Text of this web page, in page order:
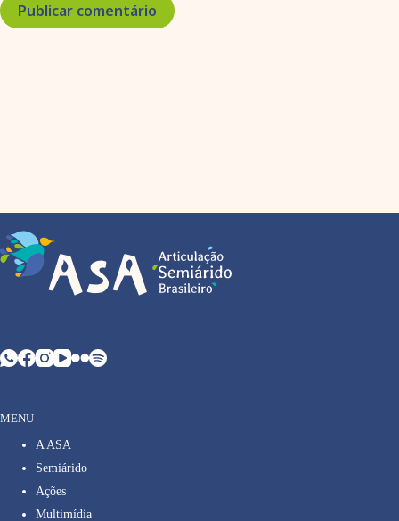
Publicar comentário
MENU
A ASA
Semiárido
Ações
Multimídia